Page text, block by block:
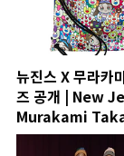
뉴진스 X 무라카
즈 공개 | New
Murakami